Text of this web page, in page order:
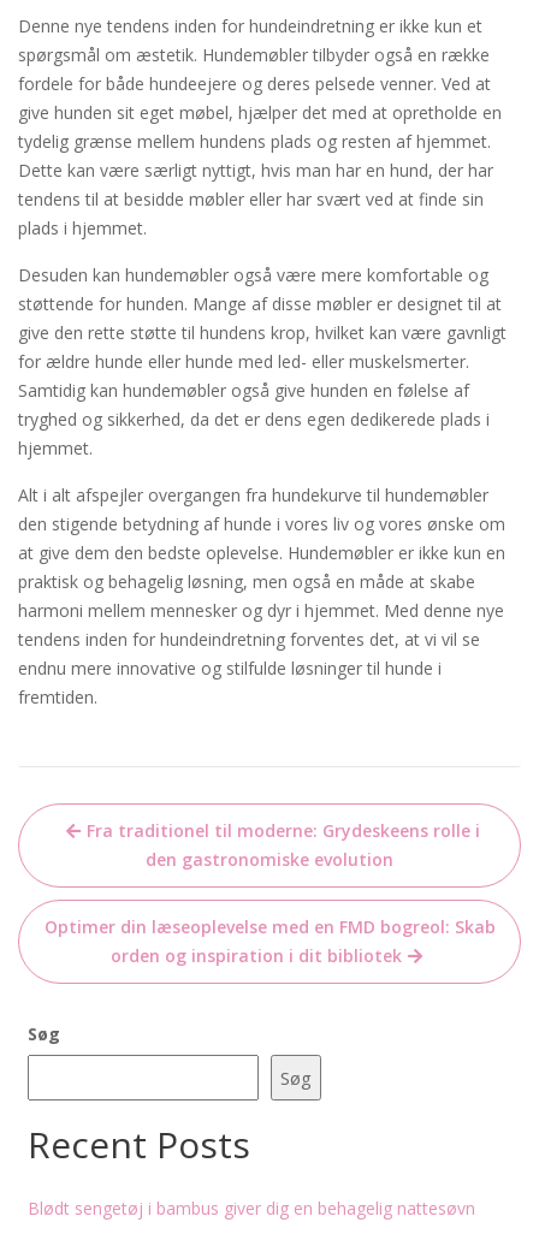
Denne nye tendens inden for hundeindretning er ikke kun et
spørgsmål om æstetik. Hundemøbler tilbyder også en række
fordele for både hundeejere og deres pelsede venner. Ved at
give hunden sit eget møbel, hjælper det med at opretholde en
tydelig grænse mellem hundens plads og resten af hjemmet.
Dette kan være særligt nyttigt, hvis man har en hund, der har
tendens til at besidde møbler eller har svært ved at finde sin
plads i hjemmet.
Desuden kan hundemøbler også være mere komfortable og
støttende for hunden. Mange af disse møbler er designet til at
give den rette støtte til hundens krop, hvilket kan være gavnligt
for ældre hunde eller hunde med led- eller muskelsmerter.
Samtidig kan hundemøbler også give hunden en følelse af
tryghed og sikkerhed, da det er dens egen dedikerede plads i
hjemmet.
Alt i alt afspejler overgangen fra hundekurve til hundemøbler
den stigende betydning af hunde i vores liv og vores ønske om
at give dem den bedste oplevelse. Hundemøbler er ikke kun en
praktisk og behagelig løsning, men også en måde at skabe
harmoni mellem mennesker og dyr i hjemmet. Med denne nye
tendens inden for hundeindretning forventes det, at vi vil se
endnu mere innovative og stilfulde løsninger til hunde i
fremtiden.
Indlægsnavigation
Fra traditionel til moderne: Grydeskeens rolle i
den gastronomiske evolution
Optimer din læseoplevelse med en FMD bogreol: Skab
orden og inspiration i dit bibliotek
Søg
Søg
Recent Posts
Blødt sengetøj i bambus giver dig en behagelig nattesøvn